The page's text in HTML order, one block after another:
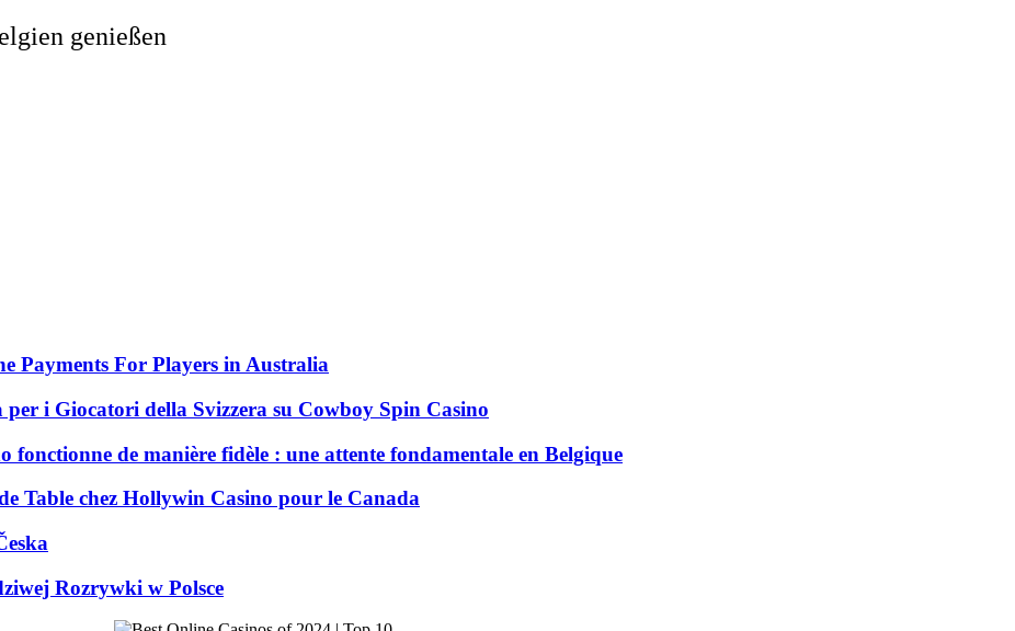
genießen
Payments For Players in Australia
i Giocatori della Svizzera su Cowboy Spin Casino
de manière fidèle : une attente fondamentale en Belgique
Table chez Hollywin Casino pour le Canada
Rozrywki w Polsce